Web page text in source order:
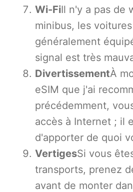
Wi-FiIl n'y a pas de
minibus, les
généralement
signal est très
DivertissementÀ
eSIM que j'ai
précédemment,
accès à Internet ; il
d'apporter de quoi
VertigesSi vous
transports, prenez
avant de monter